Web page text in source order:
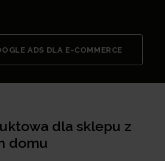
ADS DLA E-COMMERCE
dla sklepu z
domu